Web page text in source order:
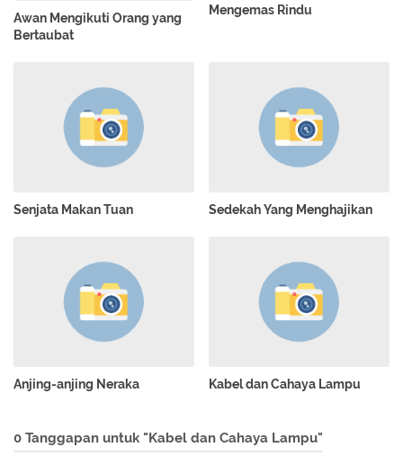
Awan Mengikuti Orang yang
Bertaubat
Mengemas Rindu
Senjata Makan Tuan Sedekah Yang Menghajikan
Anjing-anjing Neraka Kabel dan Cahaya Lampu
0 Tanggapan untuk "Kabel dan Cahaya Lampu"